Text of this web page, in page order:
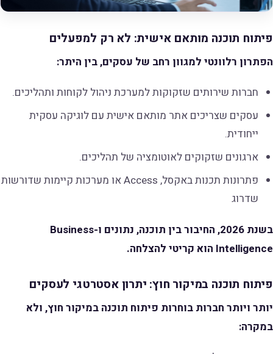
פיתוח תוכנה מותאם אישית: לא רק למפעלים
הפתרון רלוונטי למגוון רחב של עסקים, בין היתר:
חברות שירותים שזקוקות למערכת ניהול לקוחות ותהליכים.
עסקים שצריכים אתר מותאם אישית עם לוגיקה עסקית
ייחודית.
ארגונים שזקוקים לאוטומציה של תהליכים.
פתרונות תכנות באקסל, Access או מערכות קיימות שדורשות
שדרוג
בשנת 2026, החיבור בין תוכנה, נתונים ו-Business
Intelligence הוא קריטי להצלחה.
פיתוח תוכנה במיקור חוץ: יתרון אסטרטגי לעסקים
יותר ויותר חברות בוחרות פיתוח תוכנה במיקור חוץ, ולא
במקרה: